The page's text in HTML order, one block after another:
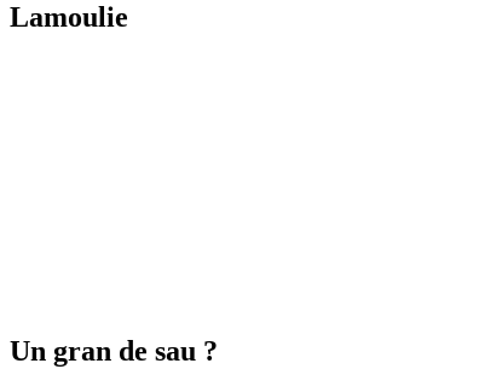
Lamoulie
Un gran de sau ?